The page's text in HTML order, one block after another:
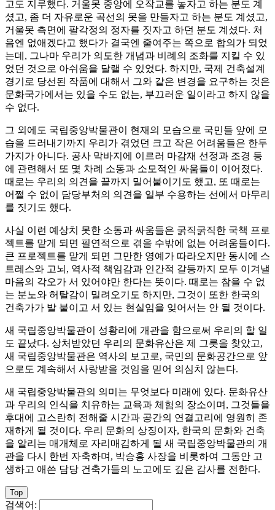
고도 지루했다. 거울못 중앙에 오작교를 놓자고 하는 분도 계
셨고, 좀 더 자유로운 곡선의 못을 만들자고 하는 분도 계셨고,
거울못 측면에 팔각정의 정자를 짓자고 하던 분도 계셨다. 처
음엔 없애겠다고 했다가 결국엔 줄여주는 쪽으로 합의가 되었
는데, 그나마 우리가 의도한 개념과 비례의 조화를 지킬 수 있
었던 것으로 아쉬움을 달랠 수 있었다. 하지만, 국제 건축설계
경기로 당선된 작품에 대해서 그와 같은 변경을 요구하는 것은
문화국가에서는 있을 수도 없는, 부끄러운 일이라고 하지 않을
수 없다.
그 외에도 국립중앙박물관이 현재의 모습으로 국민들 앞에 모
습을 드러내기까지 우리가 겪었던 크고 작은 어려움들은 한두
가지가 아니다. 공사 막바지에 이르러 마감재 선정과 조경 등
에 관련해서 또 몇 차례 소동과 소모적인 싸움들이 이어졌다.
때로는 우리의 의견을 끝까지 밀어붙이기도 했고, 또 때로는
어쩔 수 없이 담당부처의 의견을 일부 수용하는 선에서 마무리
를 짓기도 했다.
사실 이런 예상치 못한 소동과 싸움들은 굵직굵직한 국책 프로
젝트를 맡게 되면 필연적으로 겪을 수밖에 없는 어려움들이다.
큰 프로젝트를 맡게 되면 그만한 영예가 따라오지만 동시에 스
트레스와 고뇌, 역사적 책임감과 인간적 갈등까지 모두 이겨낼
마음의 각오가 서 있어야만 한다는 뜻이다. 때로는 참을 수 없
는 분노와 허탈감이 밀려오기도 하지만, 그것이 또한 한국의
건축가가 발 붙이고 서 있는 현실임을 잊어서는 안 될 것이다.
새 국립중앙박물관이 성황리에 개관을 함으로써 우리의 할 일
도 끝났다. 상처받았던 우리의 문화유산은 제 그릇을 찾았고,
새 국립중앙박물관은 역사의 보고로, 국민의 문화공간으로 앞
으로도 계속해서 사랑받을 것임을 믿어 의심치 않는다.
새 국립중앙박물관의 의미는 무엇보다 미래에 있다. 문화유산
과 우리의 인식을 치유하는 교육과 체험의 장소이며, 그것들을
후대에 고스란히 전해줄 시간과 공간의 연결고리에 영원히 존
재하게 될 것이다. 우리 문화의 상징이자, 한국의 문화와 건축
을 알리는 매개체로 자리매김하게 될 새 국립중앙박물관의 개
관을 다시 한번 자축하며, 박승홍 사장을 비롯하여 그동안 고
생하고 애쓴 담당 건축가들의 노고에도 깊은 감사를 전한다.
Top
검색어: